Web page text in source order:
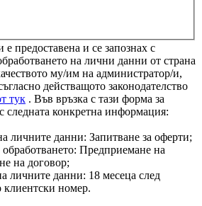
предоставена и се запознах с
на лични данни от страна
му/им на администратор/и,
действащото законодателство
тук . Във връзка с тази форма за
следната конкретна информация:
личните данни: Запитване за оферти;
Предприемане на
на договор;
личните данни: 18 месеца след
клиентски номер.